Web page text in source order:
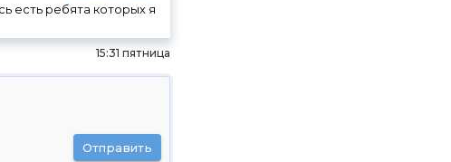
есть ребята которых я
15:31 пятница
Отправить